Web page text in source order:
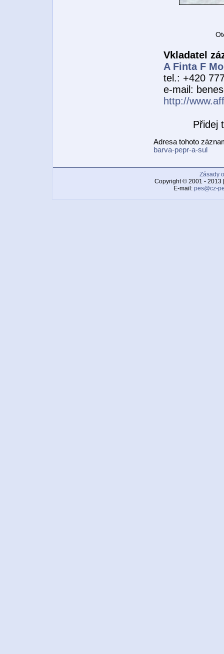
Vkladatel
A Finta F
tel.: +420
e-mail:
http://
Přidej
Adresa tohoto
barva-pepr-a-sul
Zásady
Copyright © 2001 - 2013
E-mail: pes@cz-